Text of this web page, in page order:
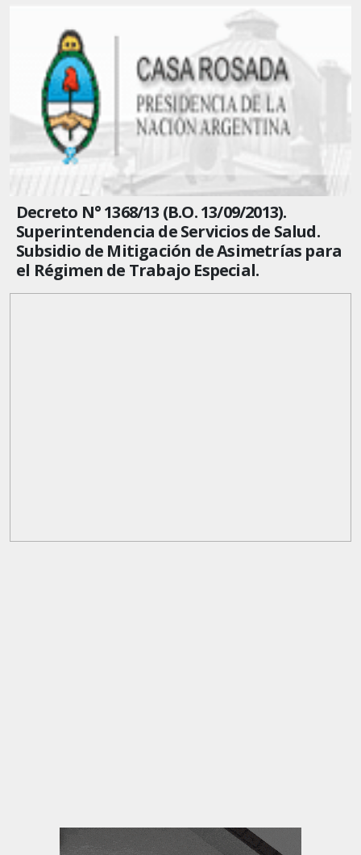
Decreto N° 1368/13 (B.O. 13/09/2013).
Superintendencia de Servicios de Salud.
Subsidio de Mitigación de Asimetrías para
el Régimen de Trabajo Especial.